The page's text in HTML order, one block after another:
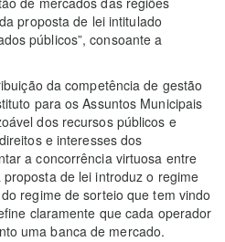
proposta de lei intitulado
públicos”, consoante a
da competência de gestão
para os Assuntos Municipais
dos recursos públicos e
e interesses dos
a concorrência virtuosa entre
de lei introduz o regime
regime de sorteio que tem vindo
claramente que cada operador
uma banca de mercado.